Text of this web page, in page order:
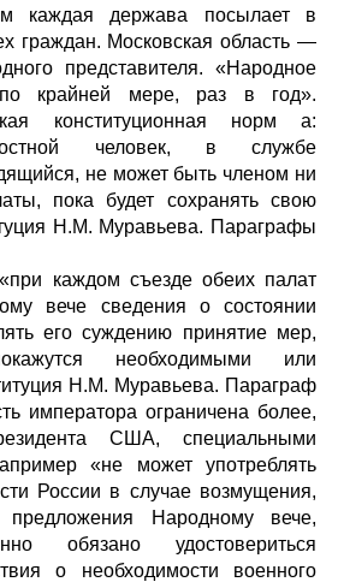
каждая держава посылает в
граждан. Московская область —
представителя. «Народное
по крайней мере, раз в год».
конституционная норм а:
человек, в службе
не может быть членом ни
пока будет сохранять свою
Н.М. Муравьева. Параграфы
каждом съезде обеих палат
вече сведения о состоянии
его суждению принятие мер,
необходимыми или
Н.М. Муравьева. Параграф
императора ограничена более,
США, специальными
«не может употреблять
России в случае возмущения,
Народному вече,
обязано удостовериться
о необходимости военного